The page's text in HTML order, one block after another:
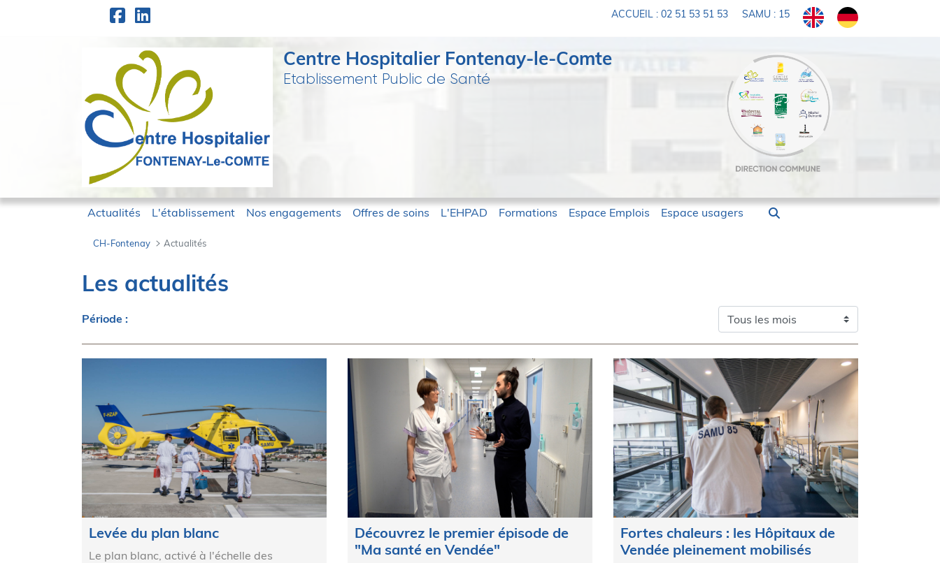
Saut au contenu principal ACCUEIL : 02 51 53 51 53 SAMU : 15
Centre Hospitalier Fontenay-le-Comte
Etablissement Public de Santé
Actualités L'établissement Nos engagements Offres de soins L'EHPAD Formations Espace Emplois Espace usagers
CH-Fontenay Actualités
Actualités - CH-Fontenay
Les actualités
Période :
Levée du plan blanc
Le plan blanc, activé à l'échelle des
Découvrez le premier épisode de
"Ma santé en Vendée"
Fortes chaleurs : les Hôpitaux de
Vendée pleinement mobilisés
Panneau de gestion des cookies